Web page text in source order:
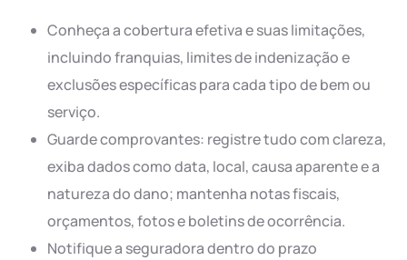
Conheça a cobertura efetiva e suas limitações,
incluindo franquias, limites de indenização e
exclusões específicas para cada tipo de bem ou
serviço.
Guarde comprovantes: registre tudo com clareza,
exiba dados como data, local, causa aparente e a
natureza do dano; mantenha notas fiscais,
orçamentos, fotos e boletins de ocorrência.
Notifique a seguradora dentro do prazo